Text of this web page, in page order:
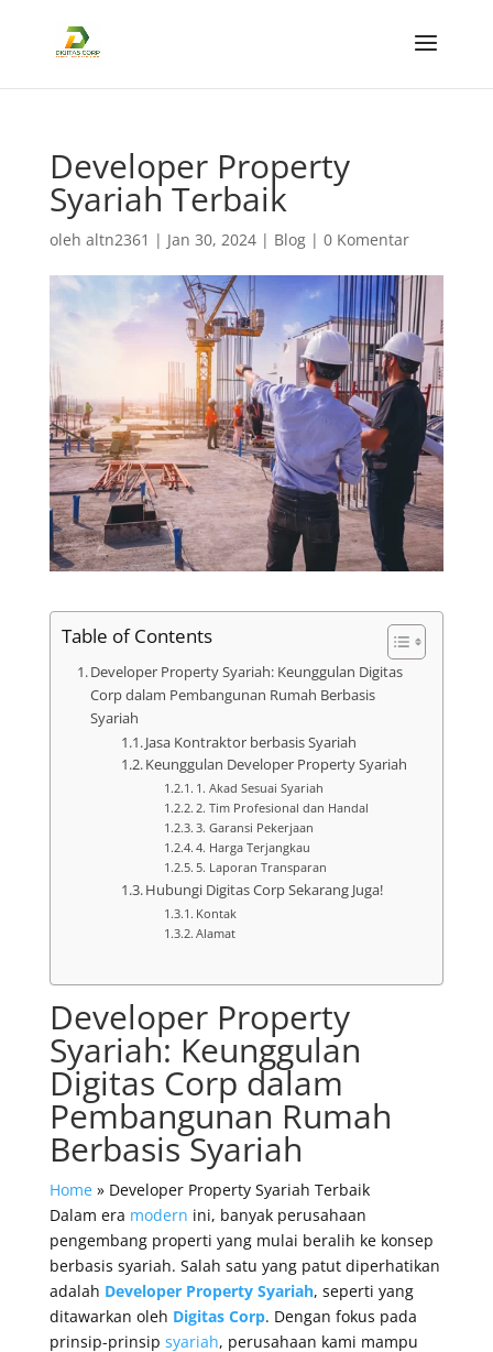
Developer Property
Syariah Terbaik
oleh altn2361 | Jan 30, 2024| Blog| 0 Komentar
Table of Contents
Developer Property Syariah: Keunggulan Digitas
Corp dalam Pembangunan Rumah Berbasis
Syariah
Jasa Kontraktor berbasis Syariah
Keunggulan Developer Property Syariah
1. Akad Sesuai Syariah
2. Tim Profesional dan Handal
3. Garansi Pekerjaan
4. Harga Terjangkau
5. Laporan Transparan
Hubungi Digitas Corp Sekarang Juga!
Kontak
Alamat
Developer Property
Syariah: Keunggulan
Digitas Corp dalam
Pembangunan Rumah
Berbasis Syariah
Home» Developer Property Syariah Terbaik
Dalam era modern ini, banyak perusahaan
pengembang properti yang mulai beralih ke konsep
berbasis syariah. Salah satu yang patut diperhatikan
adalah Developer Property Syariah, seperti yang
ditawarkan oleh Digitas Corp. Dengan fokus pada
prinsip-prinsip syariah, perusahaan kami mampu